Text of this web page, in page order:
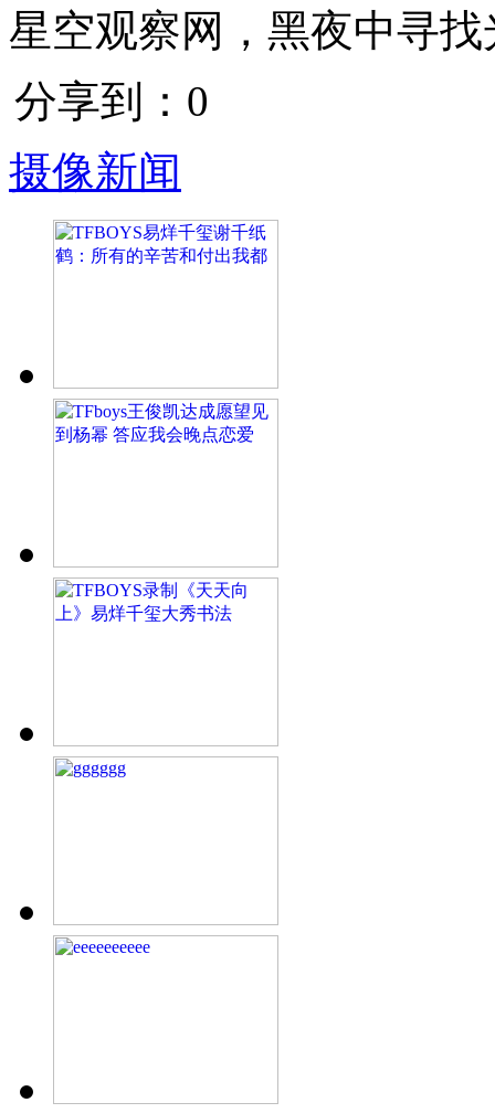
星空观察网，黑夜中寻找
分享到： 0
摄像新闻